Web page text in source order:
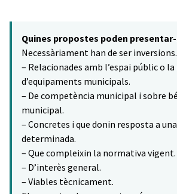
−
Quines propostes poden
Necessàriament han de ser inversions.
– Relacionades amb l’espai públic o
d’equipaments municipals.
– De competència municipal i sobre
municipal.
– Concretes i que donin resposta a
determinada.
– Que compleixin la normativa vigent.
– D’interès general.
– Viables tècnicament.